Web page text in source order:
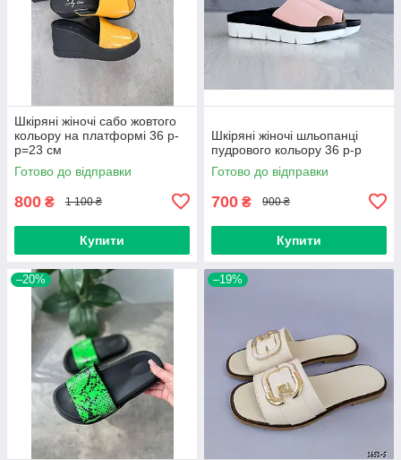
Шкіряні жіночі сабо жовтого
кольору на платформі 36 р-
р=23 см
Готово до відправки
800 ₴ 1 100 ₴
Купити
Шкіряні жіночі шльопанці
пудрового кольору 36 р-р
Готово до відправки
700 ₴ 900 ₴
Купити
–20% –19%